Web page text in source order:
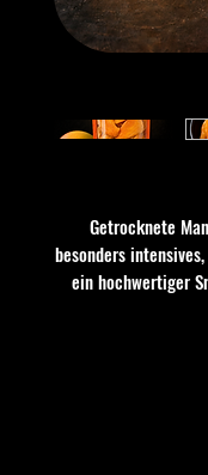
Getrocknete
besonders
ein hochwertiger